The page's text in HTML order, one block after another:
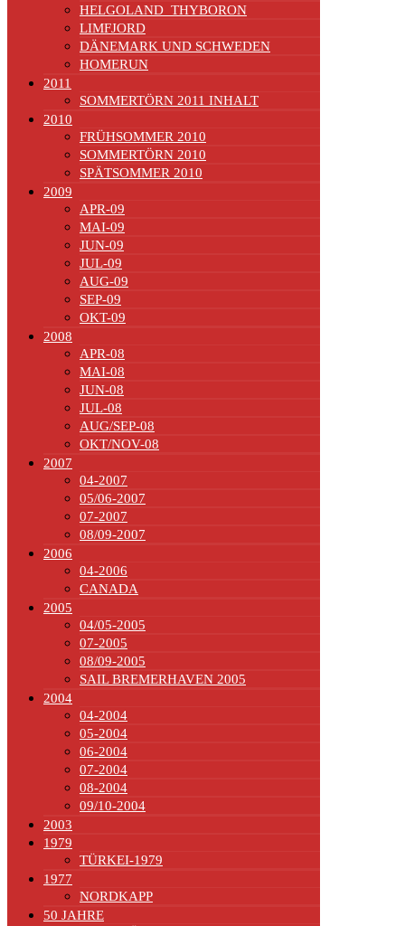
HELGOLAND_THYBORON
LIMFJORD
DÄNEMARK UND SCHWEDEN
HOMERUN
2011
SOMMERTÖRN 2011 INHALT
2010
FRÜHSOMMER 2010
SOMMERTÖRN 2010
SPÄTSOMMER 2010
2009
APR-09
MAI-09
JUN-09
JUL-09
AUG-09
SEP-09
OKT-09
2008
APR-08
MAI-08
JUN-08
JUL-08
AUG/SEP-08
OKT/NOV-08
2007
04-2007
05/06-2007
07-2007
08/09-2007
2006
04-2006
CANADA
2005
04/05-2005
07-2005
08/09-2005
SAIL BREMERHAVEN 2005
2004
04-2004
05-2004
06-2004
07-2004
08-2004
09/10-2004
2003
1979
TÜRKEI-1979
1977
NORDKAPP
50 JAHRE